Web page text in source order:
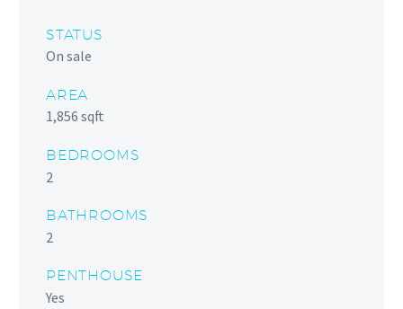
STATUS
On sale
AREA
1,856 sqft
BEDROOMS
2
BATHROOMS
2
PENTHOUSE
Yes